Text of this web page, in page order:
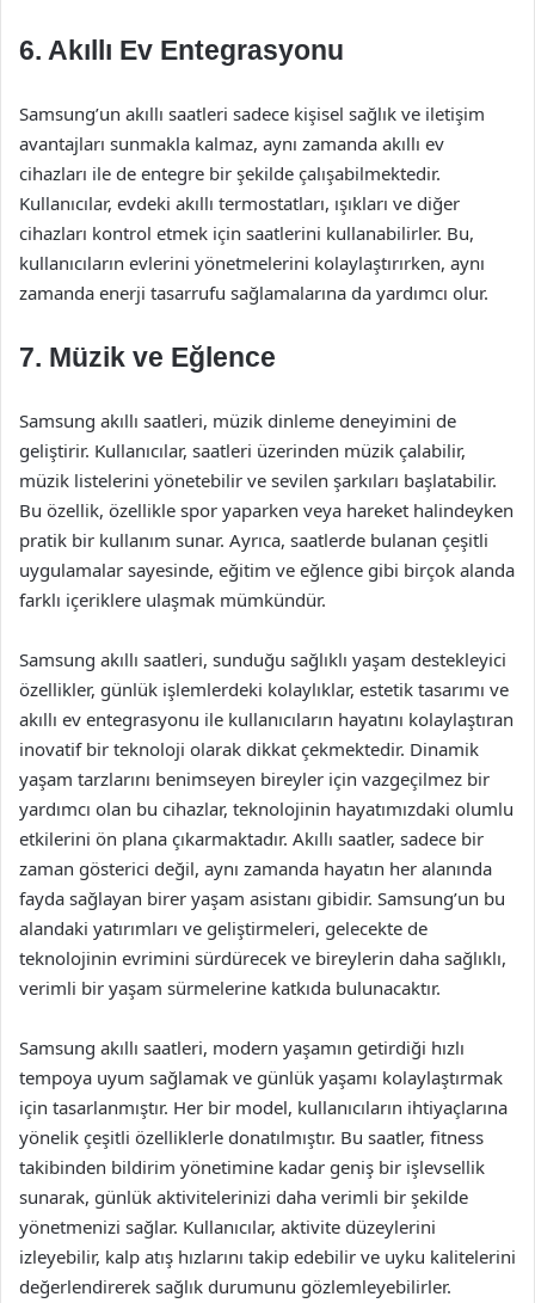
6. Akıllı Ev Entegrasyonu
Samsung’un akıllı saatleri sadece kişisel sağlık ve iletişim
avantajları sunmakla kalmaz, aynı zamanda akıllı ev
cihazları ile de entegre bir şekilde çalışabilmektedir.
Kullanıcılar, evdeki akıllı termostatları, ışıkları ve diğer
cihazları kontrol etmek için saatlerini kullanabilirler. Bu,
kullanıcıların evlerini yönetmelerini kolaylaştırırken, aynı
zamanda enerji tasarrufu sağlamalarına da yardımcı olur.
7. Müzik ve Eğlence
Samsung akıllı saatleri, müzik dinleme deneyimini de
geliştirir. Kullanıcılar, saatleri üzerinden müzik çalabilir,
müzik listelerini yönetebilir ve sevilen şarkıları başlatabilir.
Bu özellik, özellikle spor yaparken veya hareket halindeyken
pratik bir kullanım sunar. Ayrıca, saatlerde bulanan çeşitli
uygulamalar sayesinde, eğitim ve eğlence gibi birçok alanda
farklı içeriklere ulaşmak mümkündür.
Samsung akıllı saatleri, sunduğu sağlıklı yaşam destekleyici
özellikler, günlük işlemlerdeki kolaylıklar, estetik tasarımı ve
akıllı ev entegrasyonu ile kullanıcıların hayatını kolaylaştıran
inovatif bir teknoloji olarak dikkat çekmektedir. Dinamik
yaşam tarzlarını benimseyen bireyler için vazgeçilmez bir
yardımcı olan bu cihazlar, teknolojinin hayatımızdaki olumlu
etkilerini ön plana çıkarmaktadır. Akıllı saatler, sadece bir
zaman gösterici değil, aynı zamanda hayatın her alanında
fayda sağlayan birer yaşam asistanı gibidir. Samsung’un bu
alandaki yatırımları ve geliştirmeleri, gelecekte de
teknolojinin evrimini sürdürecek ve bireylerin daha sağlıklı,
verimli bir yaşam sürmelerine katkıda bulunacaktır.
Samsung akıllı saatleri, modern yaşamın getirdiği hızlı
tempoya uyum sağlamak ve günlük yaşamı kolaylaştırmak
için tasarlanmıştır. Her bir model, kullanıcıların ihtiyaçlarına
yönelik çeşitli özelliklerle donatılmıştır. Bu saatler, fitness
takibinden bildirim yönetimine kadar geniş bir işlevsellik
sunarak, günlük aktivitelerinizi daha verimli bir şekilde
yönetmenizi sağlar. Kullanıcılar, aktivite düzeylerini
izleyebilir, kalp atış hızlarını takip edebilir ve uyku kalitelerini
değerlendirerek sağlık durumunu gözlemleyebilirler.